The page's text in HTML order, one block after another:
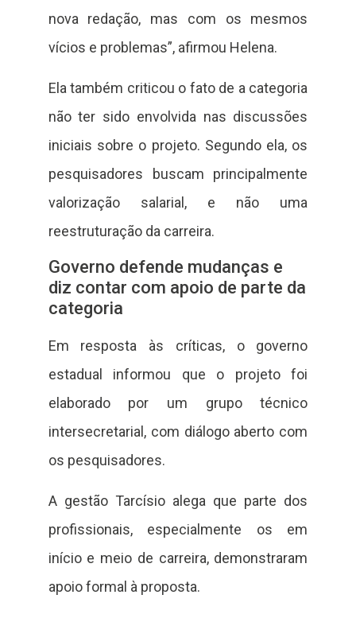
nova redação, mas com os mesmos
vícios e problemas”, afirmou Helena.
Ela também criticou o fato de a categoria
não ter sido envolvida nas discussões
iniciais sobre o projeto. Segundo ela, os
pesquisadores buscam principalmente
valorização salarial, e não uma
reestruturação da carreira.
Governo defende mudanças e
diz contar com apoio de parte da
categoria
Em resposta às críticas, o governo
estadual informou que o projeto foi
elaborado por um grupo técnico
intersecretarial, com diálogo aberto com
os pesquisadores.
A gestão Tarcísio alega que parte dos
profissionais, especialmente os em
início e meio de carreira, demonstraram
apoio formal à proposta.